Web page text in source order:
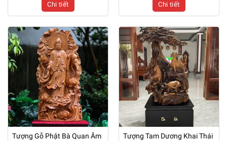
Chi tiết Chi tiết
Tượng Gỗ Phật Bà Quan Âm
Tượng Tam Dương Khai Thái